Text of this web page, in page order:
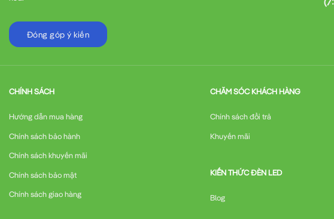
Đóng góp ý kiến
CHÍNH SÁCH
Hướng dẫn mua hàng
Chính sách bảo hành
Chính sách khuyến mãi
Chính sách bảo mật
Chính sách giao hàng
CHĂM SÓC KHÁCH HÀNG
Chính sách đổi trả
Khuyến mãi
KIẾN THỨC ĐÈN LED
Blog